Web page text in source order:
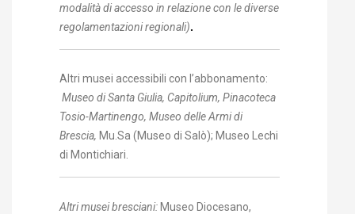
modalità di accesso in relazione con le diverse
regolamentazioni regionali).
Altri musei accessibili con l’abbonamento:
Museo di Santa Giulia, Capitolium, Pinacoteca
Tosio-Martinengo, Museo delle Armi di
Brescia, Mu.Sa (Museo di Salò); Museo Lechi
di Montichiari.
Altri musei bresciani: Museo Diocesano,